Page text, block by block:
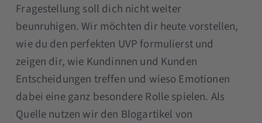
Fragestellung soll dich nicht weiter
beunruhigen. Wir möchten dir heute vorstellen,
wie du den perfekten UVP formulierst und
zeigen dir, wie Kundinnen und Kunden
Entscheidungen treffen und wieso Emotionen
dabei eine ganz besondere Rolle spielen. Als
Quelle nutzen wir den Blogartikel von